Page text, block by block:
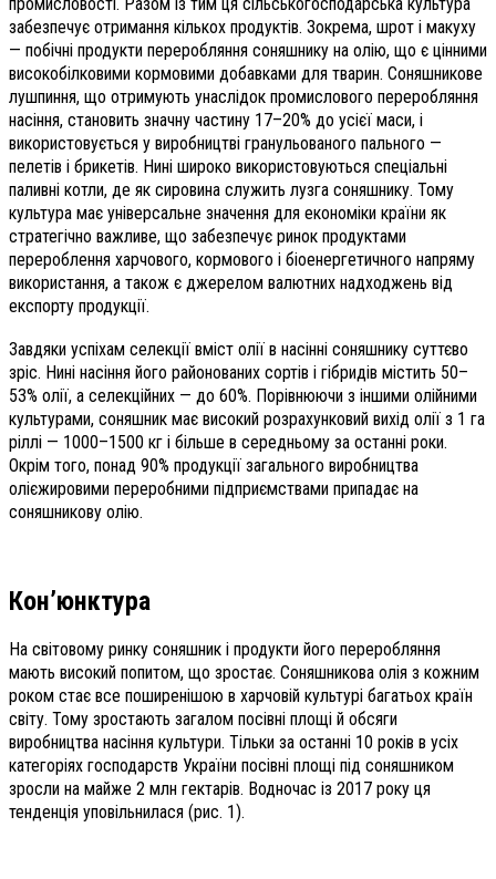
забезпечує отримання кількох продуктів. Зокрема, шрот і макуху
— побічні продукти переробляння соняшнику на олію, що є цінними
високобілковими кормовими добавками для тварин. Соняшникове
лушпиння, що отримують унаслідок промислового переробляння
насіння, становить значну частину 17–20% до усієї маси, і
використовується у виробництві гранульованого пального —
пелетів і брикетів. Нині широко використовуються спеціальні
паливні котли, де як сировина служить лузга соняшнику. Тому
культура має універсальне значення для економіки країни як
стратегічно важливе, що забезпечує ринок продуктами
перероблення харчового, кормового і біоенергетичного напряму
використання, а також є джерелом валютних надходжень від
експорту продукції.
Завдяки успіхам селекції вміст олії в насінні соняшнику суттєво
зріс. Нині насіння його районованих сортів і гібридів містить 50–
53% олії, а селекційних — до 60%. Порівнюючи з іншими олійними
культурами, соняшник має високий розрахунковий вихід олії з 1 га
ріллі — 1000–1500 кг і більше в середньому за останні роки.
Окрім того, понад 90% продукції загального виробництва
олієжировими переробними підприємствами припадає на
соняшникову олію.
Кон’юнктура
На світовому ринку соняшник і продукти його переробляння
мають високий попитом, що зростає. Соняшникова олія з кожним
роком стає все поширенішою в харчовій культурі багатьох країн
світу. Тому зростають загалом посівні площі й обсяги
виробництва насіння культури. Тільки за останні 10 років в усіх
категоріях господарств України посівні площі під соняшником
зросли на майже 2 млн гектарів. Водночас із 2017 року ця
тенденція уповільнилася (рис. 1).